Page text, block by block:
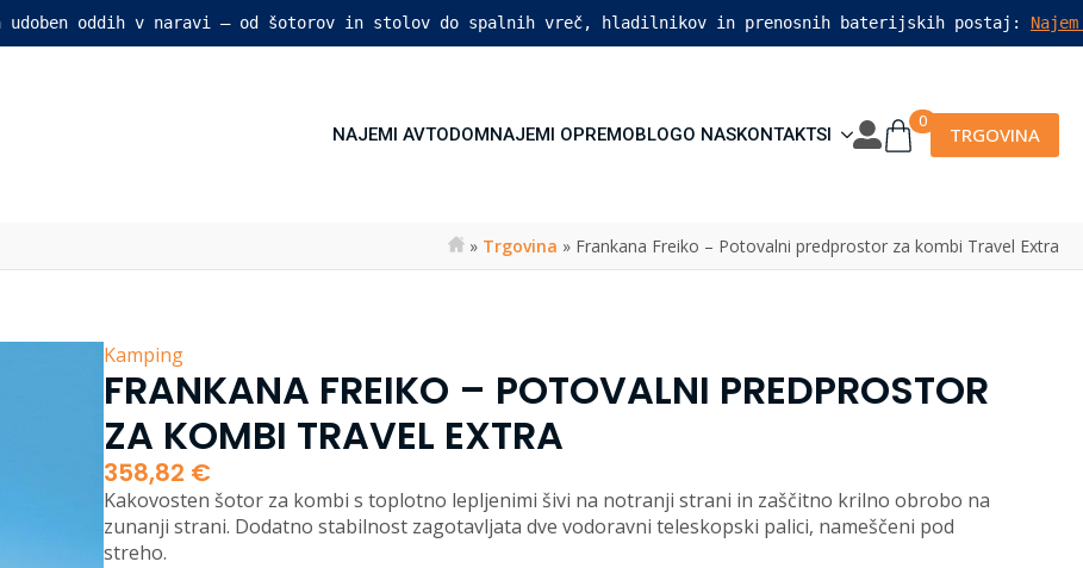
oddih v naravi – od šotorov in stolov do spalnih vreč, hladilnikov in prenosnih baterijskih postaj:
NAJEMI AVTODOMNAJEMI OPREMOBLOGO NASKONTAKTSI
0
TRGOVINA
» Trgovina » Frankana Freiko – Potovalni predprostor za kombi Travel Extra
Kamping
FRANKANA FREIKO – POTOVALNI PREDPROSTOR
ZA KOMBI TRAVEL EXTRA
358,82 €
Kakovosten šotor za kombi s toplotno lepljenimi šivi na notranji strani in zaščitno krilno obrobo na
zunanji strani. Dodatno stabilnost zagotavljata dve vodoravni teleskopski palici, nameščeni pod
streho.